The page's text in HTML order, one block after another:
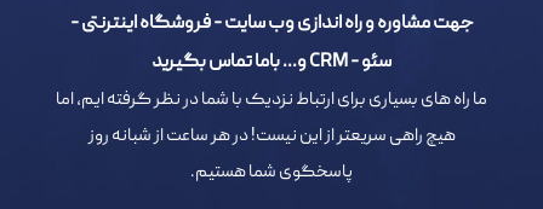
جهت مشاوره و راه اندازی وب سایت - فروشگاه اینترنتی -
سئو - CRM و... باما تماس بگیرید
ما راه های بسیاری برای ارتباط نزدیک با شما در نظر گرفته ایم، اما
هیچ راهی سریعتر از این نیست! در هر ساعت از شبانه روز
پاسخگوی شما هستیم.